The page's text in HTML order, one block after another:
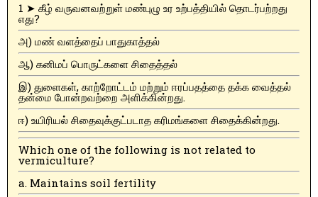
1 ➤ கீழ் வருவனவற்றுள் மண்புழு உர உற்பத்தியில் தொடர்பற்றது
எது?
அ) மண் வளத்தைப் பாதுகாத்தல்
ஆ) கனிமப் பொருட்களை சிதைத்தல்
இ) துளைகள், காற்றோட்டம் மற்றும் ஈரப்பதத்தை தக்க வைத்தல்
தன்மை போன்றவற்றை அளிக்கின்றது.
ஈ) உயிரியல் சிதைவுக்குட்படாத கரிமங்களை சிதைக்கின்றது.
Which one of the following is not related to
vermiculture?
a. Maintains soil fertility